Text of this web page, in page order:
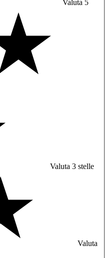
Valuta 5
Valuta 3 stelle
Valuta